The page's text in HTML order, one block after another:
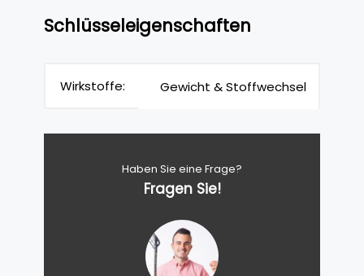
Schlüsseleigenschaften
Wirkstoffe: Gewicht & Stoffwechsel
Haben Sie eine Frage?
Fragen Sie!